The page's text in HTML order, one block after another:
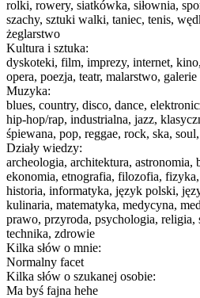
rolki, rowery, siatkówka, siłownia,
szachy, sztuki walki, taniec, tenis,
żeglarstwo
Kultura i sztuka:
dyskoteki, film, imprezy, internet,
opera, poezja, teatr, malarstwo, galerie
Muzyka:
blues, country, disco, dance,
hip-hop/rap, industrialna, jazz,
śpiewana, pop, reggae, rock, ska,
Działy wiedzy:
archeologia, architektura, astronomia,
ekonomia, etnografia, filozofia,
historia, informatyka, język polski,
kulinaria, matematyka, medycyna,
prawo, przyroda, psychologia, religia,
technika, zdrowie
Kilka słów o mnie:
Normalny facet
Kilka słów o szukanej osobie:
Ma byś fajna hehe